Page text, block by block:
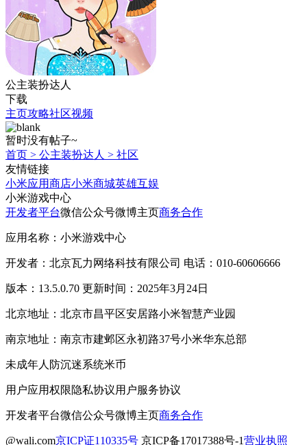
公主装扮达人
下载
主页攻略社区视频
暂时没有帖子~
首页 > 公主装扮达人 > 社区
友情链接
小米应用商店小米商城英雄互娱
小米游戏中心
开发者平台微信公众号微博主页商务合作
应用名称：小米游戏中心
开发者：北京瓦力网络科技有限公司 电话：010-60606666
版本：13.5.0.70 更新时间：2025年3月24日
北京地址：北京市昌平区安居路小米智慧产业园
南京地址：南京市建邺区永初路37号小米华东总部
未成年人防沉迷系统米币
用户应用权限隐私协议用户服务协议
开发者平台微信公众号微博主页商务合作
@wali.com京ICP证110335号 京ICP备17017388号-1营业执照